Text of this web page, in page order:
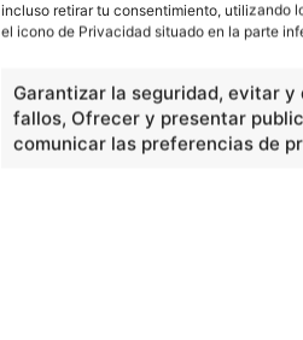
incluso retirar tu consentimiento, utilizando
el icono de Privacidad situado en la parte
Garantizar la seguridad, evitar
fallos, Ofrecer y presentar
comunicar las preferencias de